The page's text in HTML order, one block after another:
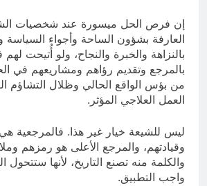
إن فرص الحل ميسورة عند شخصيات
العارفة بشؤون الساحة وأجواء السياسة
بالنزاهة والخبرة والنجاح، ولو أُتيحت
بالمرجع وتقديم رؤاهم ومشاريعهم في
من بؤس الواقع الحالي وظلال التشاؤم
العمل العلاجي المؤثر.
ليس للشيعة خيار غير هذا. فالمرجعية
وقيادتهم، والمرجع الأعلى هو رمزهم
والكلمة منه تصنع التاريخ، لأنها
واجب التطبيق.